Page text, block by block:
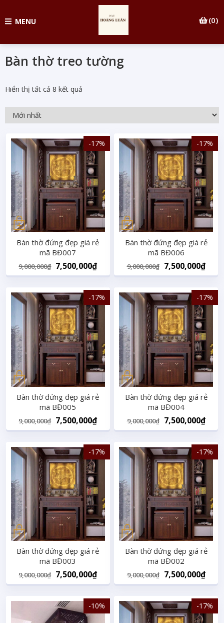
(0)
MENU
Bàn thờ treo tường
Hiển thị tất cả 8 kết quả
-17%
Bàn thờ đứng đẹp giá rẻ
mã BĐ007
9,000,000₫ Original
price
9,000,000₫.
7,500,000₫Current
price
is:
7,500,000₫.
-17%
Bàn thờ đứng đẹp giá rẻ
mã BĐ006
9,000,000₫ Original
price
9,000,000₫.
7,500,000₫
price
is:
-17%
Bàn thờ đứng đẹp giá rẻ
mã BĐ005
9,000,000₫ Original
price
9,000,000₫.
7,500,000₫Current
price
is:
7,500,000₫.
-17%
Bàn thờ đứng đẹp giá rẻ
mã BĐ004
9,000,000₫ Original
price
9,000,000₫.
7,500,000₫
price
is:
-17%
Bàn thờ đứng đẹp giá rẻ
mã BĐ003
9,000,000₫ Original
price
9,000,000₫.
7,500,000₫Current
price
is:
7,500,000₫.
-17%
Bàn thờ đứng đẹp giá rẻ
mã BĐ002
9,000,000₫ Original
price
9,000,000₫.
7,500,000₫
price
is:
-10% -17%